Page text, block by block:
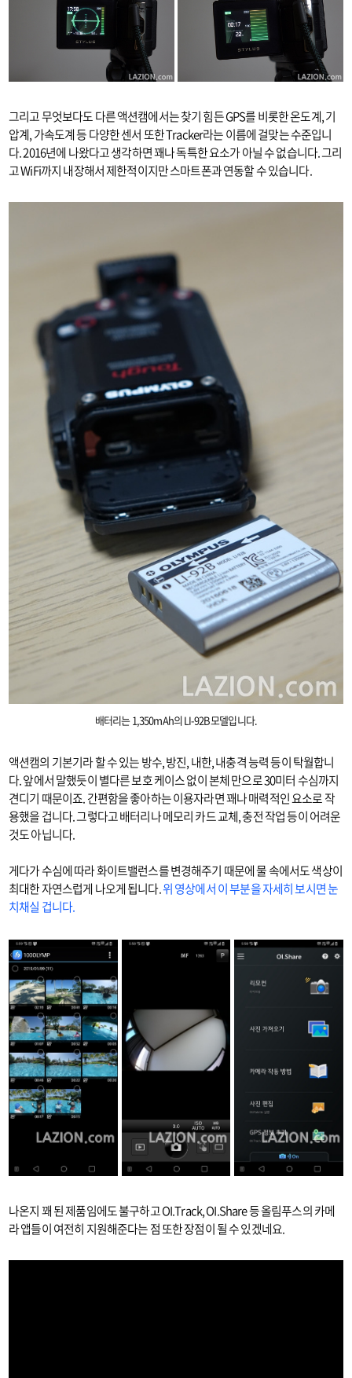
그리고 무엇보다도 다른 액션캠에서는 찾기 힘든 GPS를 비롯한 온도계, 기
압계, 가속도계 등 다양한 센서 또한 Tracker라는 이름에 걸맞는 수준입니
다. 2016년에 나왔다고 생각하면 꽤나 독특한 요소가 아닐 수 없습니다. 그리
고 WiFi까지 내장해서 제한적이지만 스마트폰과 연동할 수 있습니다.
배터리는 1,350mAh의 LI-92B 모델입니다.
액션캠의 기본기라 할 수 있는 방수, 방진, 내한, 내충격 능력 등이 탁월합니
다. 앞에서 말했듯이 별다른 보호 케이스 없이 본체 만으로 30미터 수심까지
견디기 때문이죠. 간편함을 좋아하는 이용자라면 꽤나 매력적인 요소로 작
용했을 겁니다. 그렇다고 배터리나 메모리 카드 교체, 충전 작업 등이 어려운
것도 아닙니다.
게다가 수심에 따라 화이트밸런스를 변경해주기 때문에 물 속에서도 색상이
최대한 자연스럽게 나오게 됩니다.위 영상에서 이 부분을 자세히 보시면 눈
치채실 겁니다.
나온지 꽤 된 제품임에도 불구하고 OI.Track, OI.Share 등 올림푸스의 카메
라 앱들이 여전히 지원해준다는 점 또한 장점이 될 수 있겠네요.